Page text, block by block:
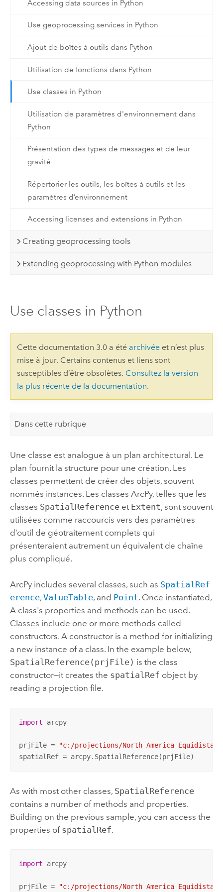
Accessing data sources in Python
Use geoprocessing services in Python
Ajout de boîtes à outils dans Python
Utilisation de fonctions dans Python
Use classes in Python
Utilisation de paramètres d'environnement dans
Python
Présentation des types de messages et de leur
gravité
Répertorier les outils, les boîtes à outils et les
paramètres d’environnement
Accessing licenses and extensions in Python
Creating geoprocessing tools
Extending geoprocessing with Python modules
Use classes in Python
Cette documentation 3.0 a été archivéeet n’est plus
mise à jour. Certains contenus et liens sont
susceptibles d’être obsolètes. Consultez la version
la plus récente de la documentation.
Dans cette rubrique
Une classe est analogue à un plan architectural. Le
plan fournit la structure pour une création. Les
classes permettent de créer des objets, souvent
nommés instances. Les classes ArcPy, telles que les
classes SpatialReferenceet Extent, sont souvent
utilisées comme raccourcis vers des paramètres
d’outil de géotraitement complets qui
présenteraient autrement un équivalent de chaîne
plus compliqué.
ArcPy includes several classes, such as SpatialRef
erence, ValueTable, and Point. Once instantiated,
A class's properties and methods can be used.
Classes include one or more methods called
constructors. A constructor is a method for initializing
a new instance of a class. In the example below,
SpatialReference(prjFile) is the class
constructor—it creates the spatialRef object by
reading a projection file.
import arcpy
prjFile =
"c:/projections/North America
spatialRef = arcpy.SpatialReference(prjFile)
As with most other classes, SpatialReference
contains a number of methods and properties.
Building on the previous sample, you can access the
properties of spatialRef.
import arcpy
prjFile = "c:/projections/North America